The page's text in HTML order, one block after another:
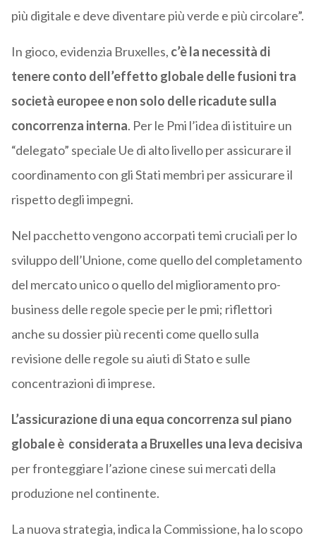
più digitale e deve diventare più verde e più circolare”.
In gioco, evidenzia Bruxelles, c’è la necessità di
tenere conto dell’effetto globale delle fusioni tra
società europee e non solo delle ricadute sulla
concorrenza interna. Per le Pmi l’idea di istituire un
“delegato” speciale Ue di alto livello per assicurare il
coordinamento con gli Stati membri per assicurare il
rispetto degli impegni.
Nel pacchetto vengono accorpati temi cruciali per lo
sviluppo dell’Unione, come quello del completamento
del mercato unico o quello del miglioramento pro-
business delle regole specie per le pmi; riflettori
anche su dossier più recenti come quello sulla
revisione delle regole su aiuti di Stato e sulle
concentrazioni di imprese.
L’assicurazione di una equa concorrenza sul piano
globale è considerata a Bruxelles una leva decisiva
per fronteggiare l’azione cinese sui mercati della
produzione nel continente.
La nuova strategia, indica la Commissione, ha lo scopo